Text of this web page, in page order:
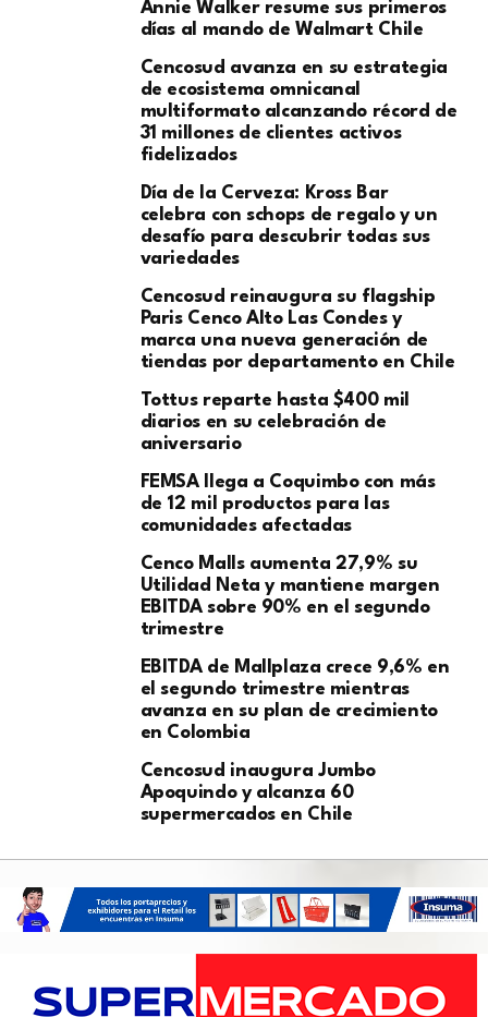
Annie Walker resume sus primeros
días al mando de Walmart Chile
Cencosud avanza en su estrategia
de ecosistema omnicanal
multiformato alcanzando récord de
31 millones de clientes activos
fidelizados
Día de la Cerveza: Kross Bar
celebra con schops de regalo y un
desafío para descubrir todas sus
variedades
Cencosud reinaugura su flagship
Paris Cenco Alto Las Condes y
marca una nueva generación de
tiendas por departamento en Chile
Tottus reparte hasta $400 mil
diarios en su celebración de
aniversario
FEMSA llega a Coquimbo con más
de 12 mil productos para las
comunidades afectadas
Cenco Malls aumenta 27,9% su
Utilidad Neta y mantiene margen
EBITDA sobre 90% en el segundo
trimestre
EBITDA de Mallplaza crece 9,6% en
el segundo trimestre mientras
avanza en su plan de crecimiento
en Colombia
Cencosud inaugura Jumbo
Apoquindo y alcanza 60
supermercados en Chile